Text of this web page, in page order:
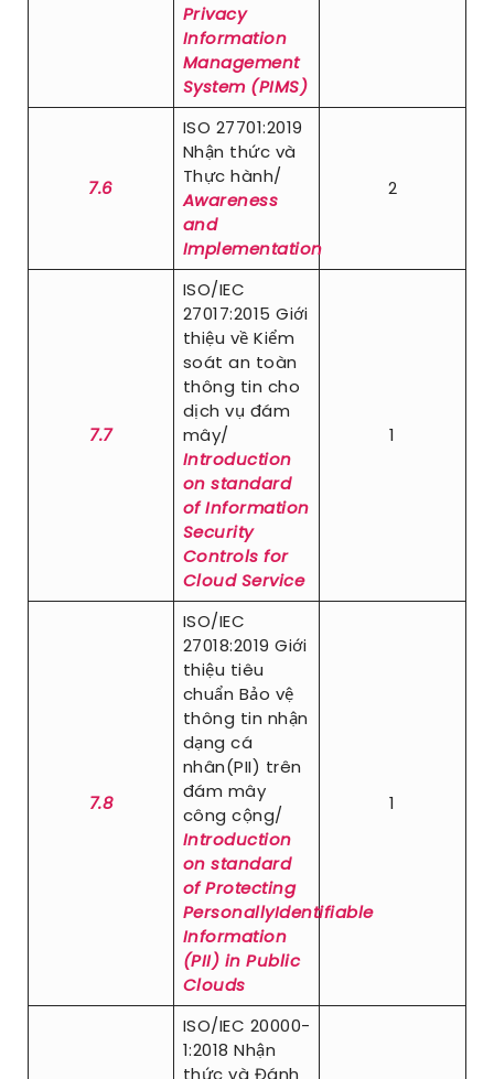
Privacy
Information
Management
System (PIMS)
7.6
ISO 27701:2019
Nhận thức và
Thực hành/
Awareness
and
Implementation
2
7.7
ISO/IEC
27017:2015 Giới
thiệu về Kiểm
soát an toàn
thông tin cho
dịch vụ đám
mây/
Introduction
on standard
of Information
Security
Controls for
Cloud Service
1
7.8
ISO/IEC
27018:2019 Giới
thiệu tiêu
chuẩn Bảo vệ
thông tin nhận
dạng cá
nhân(PII) trên
đám mây
công cộng/
Introduction
on standard
of Protecting
PersonallyIdentifiable
Information
(PII) in Public
Clouds
1
ISO/IEC 20000-
1:2018 Nhận
thức và Đánh